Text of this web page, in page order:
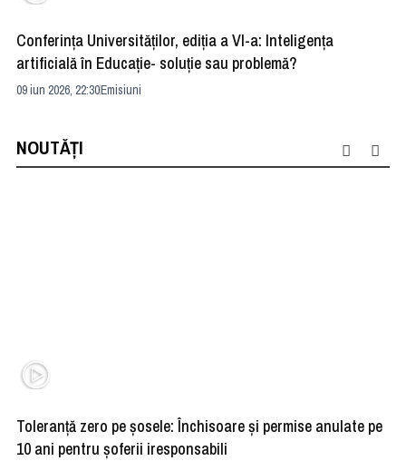
Conferința Universităților, ediția a VI-a: Inteligența
artificială în Educație- soluție sau problemă?
09 iun 2026, 22:30Emisiuni
NOUTĂȚI
Toleranță zero pe șosele: Închisoare și permise anulate pe
10 ani pentru șoferii iresponsabili